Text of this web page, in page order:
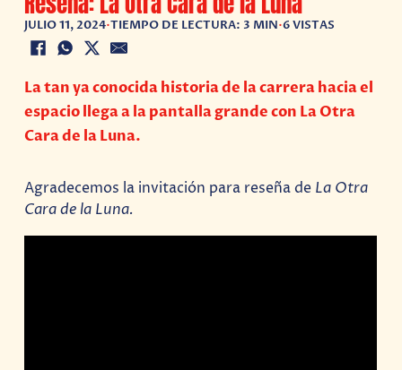
JULIO 11, 2024•TIEMPO DE LECTURA: 3 MIN•6 VISTAS
La tan ya conocida historia de la carrera hacia el
espacio llega a la pantalla grande con La Otra
Cara de la Luna.
Agradecemos la invitación para reseña de La Otra
Cara de la Luna.